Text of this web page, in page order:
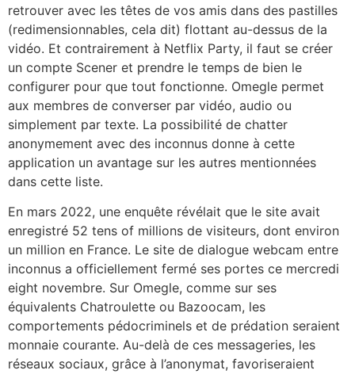
retrouver avec les têtes de vos amis dans des pastilles
(redimensionnables, cela dit) flottant au-dessus de la
vidéo. Et contrairement à Netflix Party, il faut se créer
un compte Scener et prendre le temps de bien le
configurer pour que tout fonctionne. Omegle permet
aux membres de converser par vidéo, audio ou
simplement par texte. La possibilité de chatter
anonymement avec des inconnus donne à cette
application un avantage sur les autres mentionnées
dans cette liste.
En mars 2022, une enquête révélait que le site avait
enregistré 52 tens of millions de visiteurs, dont environ
un million en France. Le site de dialogue webcam entre
inconnus a officiellement fermé ses portes ce mercredi
eight novembre. Sur Omegle, comme sur ses
équivalents Chatroulette ou Bazoocam, les
comportements pédocriminels et de prédation seraient
monnaie courante. Au-delà de ces messageries, les
réseaux sociaux, grâce à l’anonymat, favoriseraient